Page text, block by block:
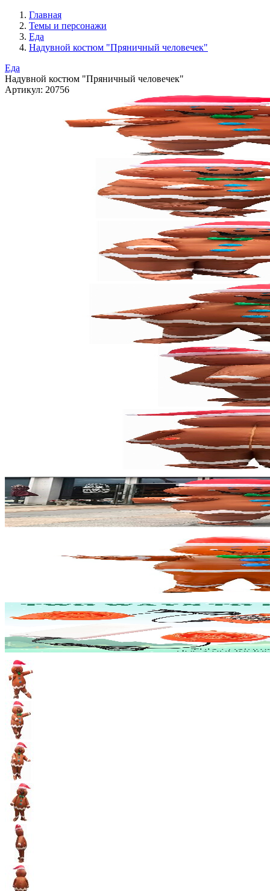
Главная
Темы и персонажи
Еда
Надувной костюм "Пряничный человечек"
Еда
Надувной костюм "Пряничный человечек"
Артикул: 20756